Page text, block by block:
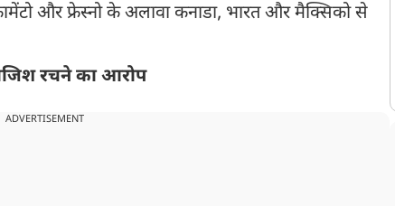
और फ्रेस्नो के अलावा कनाडा, भारत और मैक्सिको से
रचने का आरोप
ADVERTISEMENT